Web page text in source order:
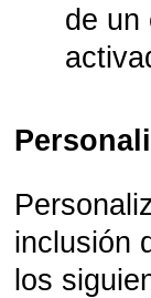
de un
inclusión
los